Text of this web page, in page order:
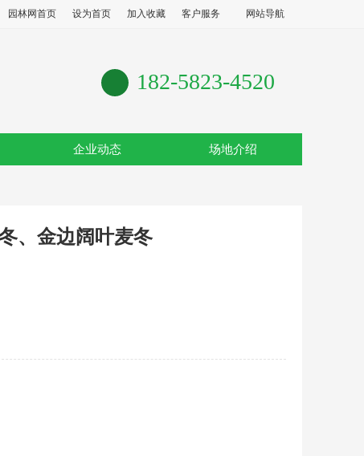
园林网首页 设为首页 加入收藏 客户服务 网站导航
182-5823-4520
企业动态 场地介绍
、金边阔叶麦冬